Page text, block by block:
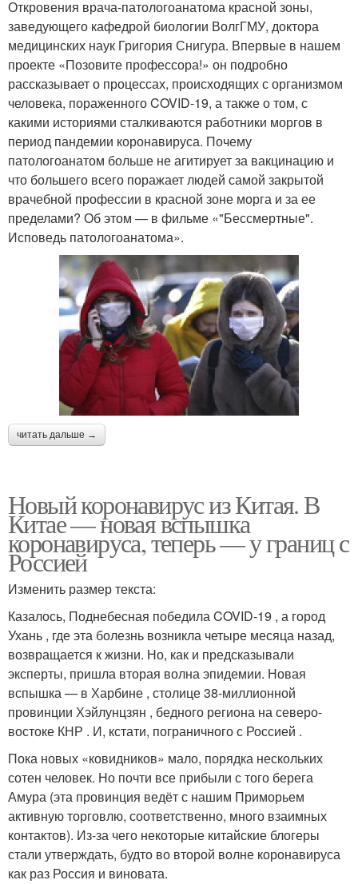
Откровения врача-патологоанатома красной зоны,
заведующего кафедрой биологии ВолгГМУ, доктора
медицинских наук Григория Снигура. Впервые в нашем
проекте «Позовите профессора!» он подробно
рассказывает о процессах, происходящих с организмом
человека, пораженного COVID-19, а также о том, с
какими историями сталкиваются работники моргов в
период пандемии коронавируса. Почему
патологоанатом больше не агитирует за вакцинацию и
что большего всего поражает людей самой закрытой
врачебной профессии в красной зоне морга и за ее
пределами? Об этом — в фильме «"Бессмертные".
Исповедь патологоанатома».
читать дальше →
Новый коронавирус из Китая. В
Китае — новая вспышка
коронавируса, теперь — у границ с
Россией
Изменить размер текста:
Казалось, Поднебесная победила COVID-19 , а город
Ухань , где эта болезнь возникла четыре месяца назад,
возвращается к жизни. Но, как и предсказывали
эксперты, пришла вторая волна эпидемии. Новая
вспышка — в Харбине , столице 38-миллионной
провинции Хэйлунцзян , бедного региона на северо-
востоке КНР . И, кстати, пограничного с Россией .
Пока новых «ковидников» мало, порядка нескольких
сотен человек. Но почти все прибыли с того берега
Амура (эта провинция ведёт с нашим Приморьем
активную торговлю, соответственно, много взаимных
контактов). Из-за чего некоторые китайские блогеры
стали утверждать, будто во второй волне коронавируса
как раз Россия и виновата.